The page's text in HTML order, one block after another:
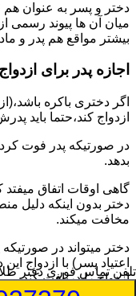
دختر و پسر به عنوان هم
میان آن ها پیوند رسمی
بیشتر مواقع هم پدر و
اجازه پدر برای
اگر دختری باکره
ازدواج کند،حتما باید
در صورتیکه پدر فوت کرده
بدهد.
گاهی اوقات اتفاق
دختر بدون اینکه دلیل
مخافت میکند.
دختر میتواند در
اعتیاد پسر) با ازدواج
ازدواج را دریافت کند.
تلفن تماس فوریدفتر